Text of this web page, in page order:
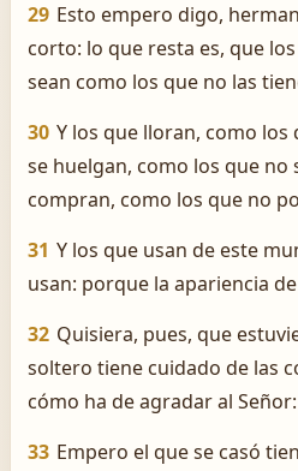
29 Esto empero digo,
corto: lo que resta es, que
sean como los que no las
30 Y los que lloran, como
se huelgan, como los que no
compran, como los que no
31 Y los que usan de este
usan: porque la apariencia
32 Quisiera, pues, que
soltero tiene cuidado de las
cómo ha de agradar al Señor:
33 Empero el que se casó